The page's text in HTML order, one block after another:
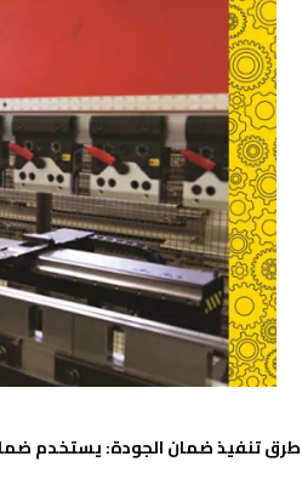
طرق تنفيذ ضمان الجودة: يستخدم